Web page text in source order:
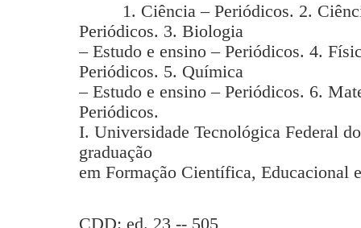
1. Ciência – Periódicos. 2.
Periódicos. 3. Biologia
– Estudo e ensino – Periódicos. 4.
Periódicos. 5. Química
– Estudo e ensino – Periódicos. 6.
Periódicos.
I. Universidade Tecnológica Federal
graduação
em Formação Científica, Educacional
CDD: ed. 23 -- 505